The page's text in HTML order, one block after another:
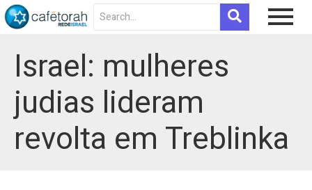
Israel: mulheres
judias lideram
revolta em Treblinka